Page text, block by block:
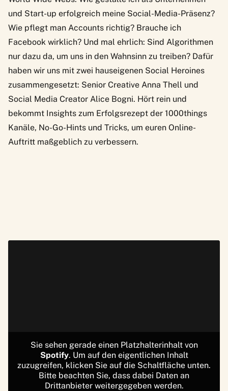
und Start-up erfolgreich meine Social-Media-Präsenz?
Wie pflegt man Accounts richtig? Brauche ich
Facebook wirklich? Und mal ehrlich: Sind Algorithmen
nur dazu da, um uns in den Wahnsinn zu treiben? Dafür
haben wir uns mit zwei hauseigenen Social Heroines
zusammengesetzt: Senior Creative Anna Thell und
Social Media Creator Alice Bogni. Hört rein und
bekommt Insights zum Erfolgsrezept der 1000things
Kanäle, No-Go-Hints und Tricks, um euren Online-
Auftritt maßgeblich zu verbessern.
Sie sehen gerade einen Platzhalterinhalt von
Spotify. Um auf den eigentlichen Inhalt
zuzugreifen, klicken Sie auf die Schaltfläche unten.
Bitte beachten Sie, dass dabei Daten an
Drittanbieter weitergegeben werden.